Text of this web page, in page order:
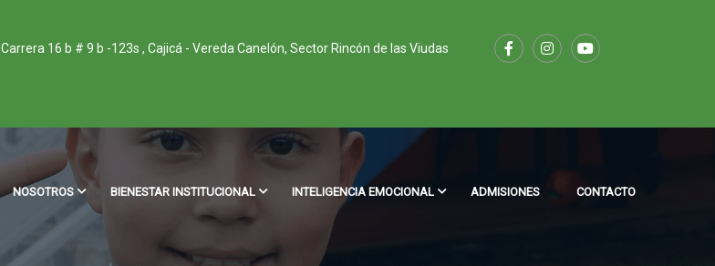
Carrera 16 b # 9 b -123s , Cajicá - Vereda Canelón, Sector Rincón de las Viudas
NOSOTROS BIENESTAR INSTITUCIONAL INTELIGENCIA EMOCIONAL ADMISIONES CONTACTO